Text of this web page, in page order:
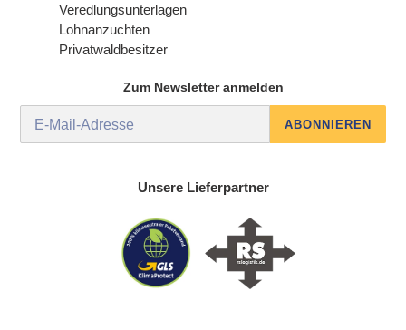
Veredlungsunterlagen
Lohnanzuchten
Privatwaldbesitzer
Zum Newsletter anmelden
ABONNIEREN
Unsere Lieferpartner